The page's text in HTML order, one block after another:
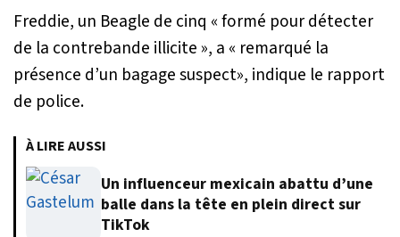
Freddie, un Beagle de cinq «formé pour détecter
de la contrebande illicite », a « remarqué la
présence d’un bagage suspect», indique le rapport
de police.
À LIRE AUSSI
Un influenceur mexicain abattu d’une
balle dans la tête en plein direct sur
TikTok